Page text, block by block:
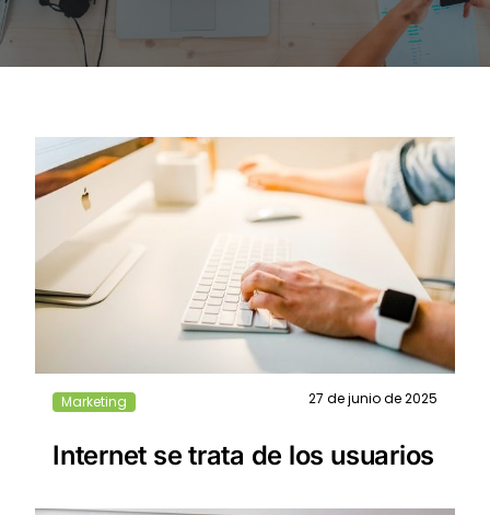
Marketing 27 de junio de 2025
Internet se trata de los usuarios